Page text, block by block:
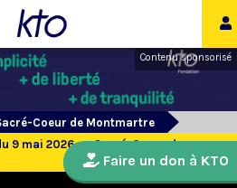
Contenu sponsorisé
Coeur de Montmartre
9 mai 2026 au Sacré-Coeur de
Faire un don à KTO